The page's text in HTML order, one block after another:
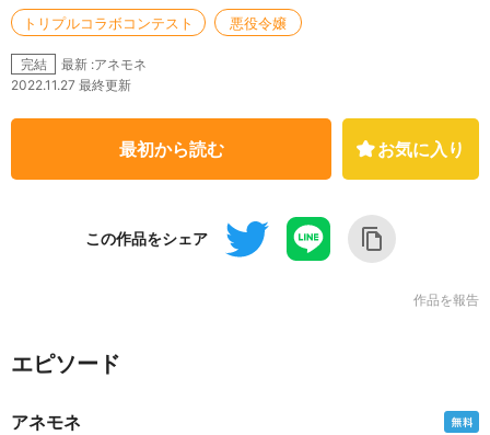
トリプルコラボコンテスト 悪役令嬢
完結
最新 :アネモネ
2022.11.27 最終更新
最初から読む お気に入り
この作品をシェア
作品を報告
エピソード
アネモネ